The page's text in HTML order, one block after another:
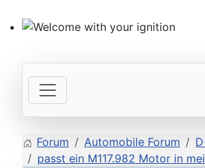
Forum Automobile Forum
passt ein M117.982 Motor in